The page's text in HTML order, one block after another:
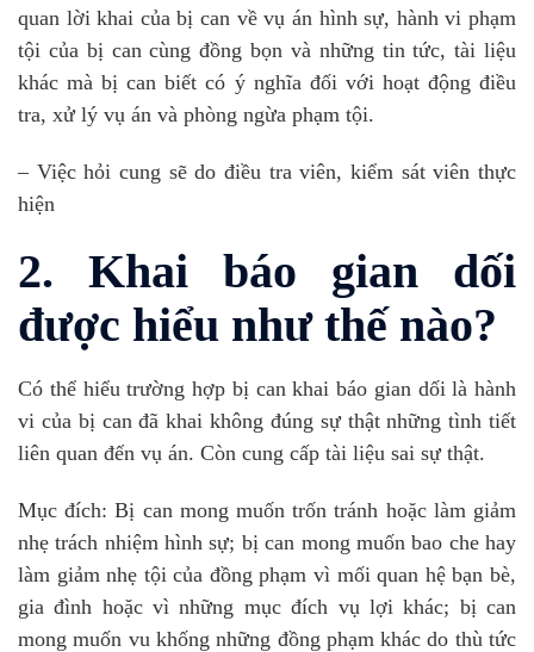
quan lời khai của bị can về vụ án hình sự, hành vi phạm
tội của bị can cùng đồng bọn và những tin tức, tài liệu
khác mà bị can biết có ý nghĩa đối với hoạt động điều
tra, xử lý vụ án và phòng ngừa phạm tội.
– Việc hỏi cung sẽ do điều tra viên, kiểm sát viên thực
hiện
2. Khai báo gian dối
được hiểu như thế nào?
Có thể hiểu trường hợp bị can khai báo gian dối là hành
vi của bị can đã khai không đúng sự thật những tình tiết
liên quan đến vụ án. Còn cung cấp tài liệu sai sự thật.
Mục đích: Bị can mong muốn trốn tránh hoặc làm giảm
nhẹ trách nhiệm hình sự; bị can mong muốn bao che hay
làm giảm nhẹ tội của đồng phạm vì mối quan hệ bạn bè,
gia đình hoặc vì những mục đích vụ lợi khác; bị can
mong muốn vu khống những đồng phạm khác do thù tức